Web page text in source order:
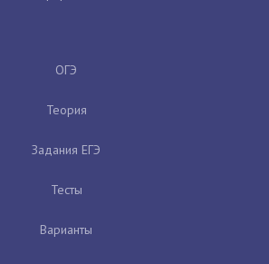
ОГЭ
Теория
Задания ЕГЭ
Тесты
Варианты